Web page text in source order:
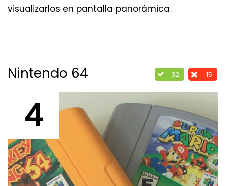
visualizarlos en pantalla panorámica.
32 15
Nintendo 64
4